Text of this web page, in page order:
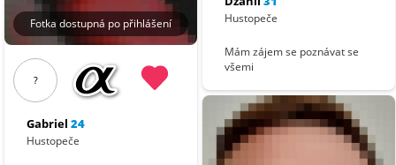
Fotka dostupná po přihlášení
?
Gabriel 24
Hustopeče
Hustopeče
Mám zájem se poznávat se
všemi